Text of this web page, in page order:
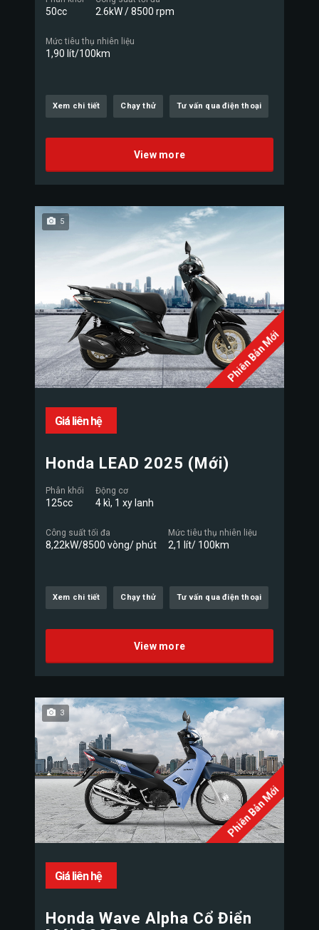
50cc 2.6kW / 8500 rpm
Mức tiêu thụ nhiên liệu
1,90 lít/100km
Xem chi tiết Chạy thử Tư vấn qua điện thoại
View more
Phiên Bản Mới
5
Giá liên hệ
Honda LEAD 2025 (Mới)
Phân khối
125cc
Động cơ
4 kì, 1 xy lanh
Công suất tối đa
8,22kW/8500 vòng/ phút
Mức tiêu thụ nhiên liệu
2,1 lít/ 100km
Xem chi tiết Chạy thử Tư vấn qua điện thoại
View more
Phiên Bản Mới
3
Giá liên hệ
Honda Wave Alpha Cổ Điển